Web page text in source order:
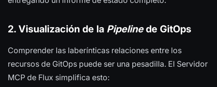
2. Visualización de la Pipelinede GitOps
Comprender las laberínticas relaciones entre los
recursos de GitOps puede ser una pesadilla. El Servidor
MCP de Flux simplifica esto: